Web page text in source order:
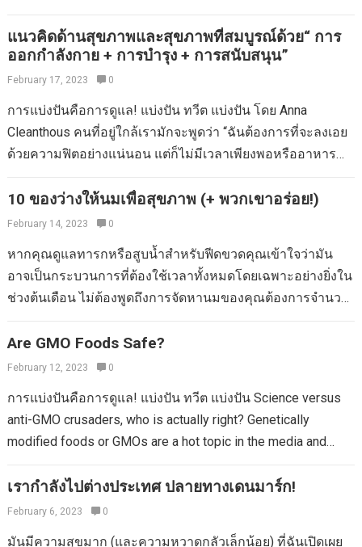
คุณมีกิจกรรม (หรือหลาย) ไปในขณะที่คุณอยู่กับเด็กมันอาจจะ
คุ้มค่าที่จะได้รับชุดที่ยอดเยี่ยมอย่างแท้จริง ชุดข้างต้นประมาณ
$ 100; พวกเขาก็มีส่วนการขายบนเว็บไซต์ของพวกเขาหากเป็น
ความเร็วของคุณมากขึ้น นี่คือฉันดูหน้าด้านที่บาร์เครื่องดื่ม
ผสมบนดาดฟ้าที่หรูหราในอิสตันบูลในชุดสีแดงของฉัน (น่า
เสียดายที่ฉันไม่มีค็อกเทลประเภทใดเลย) ยีนส์การตั้งครรภ์ที่ดี
ที่สุดที่ไม่ได้มีเงินจำนวนมาก…
จะมีผลกระทบร้ายแรงสำหรับการศึกษาวิจัยรวมถึงความ
ก้าวหน้าทางวิทยาศาสตร์และการแพทย์” ระบุโพสต์ในการดูแล
สุขภาพร่วมสมัย แน่นอนว่าการซื้อกำลังรบกวนชีวิตของแพทย์
เอกชนที่ได้รับตำแหน่งที่ต้องการในสถาบันการแพทย์อเมริกัน
และยังไม่ได้อยู่ในสหรัฐอเมริกาเมื่อมีการออกซื้อ นายจ้างของ
พวกเขามีพื้นที่ว่างในการทำงานเพื่อเติมเต็ม สงครามทำให้ชีวิต
สนับสนุนการก่อการร้ายได้ประกาศสงครามในสหรัฐอเมริกา
สำเร็จ แต่ยาอเมริกันมีความเสี่ยงที่ไม่สามารถทำได้ผ่านความ
ล่าช้า 90 วันในการมาถึงของแพทย์ผู้เข้ารับการฝึกอบรมจำนวน
มากจากอิหร่านอิรักลิเบียซีเรียเยเมนโซมาเลียและซูดาน? ท้าย
ที่สุดแล้วผู้อาวุโสกว่าพันคนเป็นประจำทุกปีในสถาบันการแพทย์
ของสหรัฐอเมริกาไม่ได้ตั้งค่าในโปรแกรมการฝึกอบรมหลังจบ
ที่มีการฝึกงาน หลังจากที่มีความเป็นไปได้อีกหนึ่งข้อเสนอเพิ่ม
เติมรวมถึงโปรแกรมการยอมรับหรือสบู่ผู้สูงอายุจำนวนมากยัง
ในการใช้วิธีการในสหรัฐอเมริกา แต่ก็มีการพิจารณาย่าน
ชนบทในชนบทหรือโรงพยาบาลในเมืองภายในต้องค้นพบ
แพทย์รวมถึงการศึกษาหลังเลิกเรียนที่เข้มงวดและมีราคาแพงสี่
…
แนวคิดด้านสุขภาพและสุขภาพที่สมบูรณ์ด้วย“ การ
ออกกำลังกาย + การบำรุง + การสนับสนุน”
February 17, 2023 0
การแบ่งปันคือการดูแล! แบ่งปัน ทวีต แบ่งปัน โดย Anna
Cleanthous คนที่อยู่ใกล้เรามักจะพูดว่า “ฉันต้องการที่จะลงเอย
ด้วยความฟิตอย่างแน่นอน แต่ก็ไม่มีเวลาเพียงพอหรืออาหาร
แท้จริงอย่างไรก็ตามเราต้องเชื่อมากกว่านี้เช่น“ สิ่งที่เหมาะกับ
กิจวัตรที่วุ่นวายของคุณเองดีกว่ามากโดยปฏิบัติตามโปรแกรม
การออกกำลังกายทันทีที่ทุกวันหรือแม้กระทั่งจบลงด้วยการมี
ชีวิตยี่สิบสี่ชั่วโมงในแต่ละวัน? ” เป็นไปได้ที่จะรวมทุกวันมากขึ้น
โดยใช้ชุดรวมทั้งหมดที่เกี่ยวข้องกับ“ Fitness + Nourishing +
Support” ในตำแหน่ง ก่อนที่คุณจะเลือกที่จะหยุดรอผลลัพธ์ที่น่า
รับผลลัพธ์ที่มีประสิทธิภาพ: แน่นอนว่าการออกกำลังกายนั้น
ยากมากที่สอดคล้องกับการดำเนินงานเป็นเวลานานหลาย
ชั่วโมง อย่างไรก็ตามบุคคลต้องทำแบบฝึกหัดเพียงเล็กน้อย
เนื่องจากเรากำลังสร้างระบบสำหรับบุคคลที่มีแนวโน้มที่จะมีน้ำ
หนักเกินและอาจไม่เป็นไปตามกำหนดเวลาอย่างแท้จริงอย่างไร
ต้องทำคือการคิดออกนอกเหนือจากการอุทิศซึ่งอาจเป็นช่วง
เวลาที่เพิ่มขึ้นมากถึงความสำเร็จ หลังจากที่คุณใช้การตัดสินใจ
10 ของว่างให้นมเพื่อสุขภาพ (+ พวกเขาอร่อย!)
February 14, 2023 0
หากคุณดูแลทารกหรือสูบน้ำสำหรับฟีดขวดคุณเข้าใจว่ามัน
อาจเป็นกระบวนการที่ต้องใช้เวลาทั้งหมดโดยเฉพาะอย่างยิ่งใน
ช่วงต้นเดือน ไม่ต้องพูดถึงการจัดหานมของคุณต้องการจำนวน
วิ่งมาราธอนอย่างต่อเนื่องเช่นเดียวกับสิ่งนี้แสดงถึงโภชนาการ
ที่เหมาะสมนั้นมีความสำคัญ หนึ่งในวิธีที่ดีที่สุดในการรับ
ประโยชน์และมีคุณค่าทางโภชนาการ วิธีนี้ตลอดทั้งวันคุณ
สามารถให้พวกเขาช่วยให้คุณรู้สึกพึงพอใจเช่นเดียวกับการผลิต
นมแม่ที่เหมาะสม ด้านล่างนี้คุณจะค้นพบอาหารว่างที่เรา
แนวคิดบางประการสำหรับของว่างที่เรียบง่ายและดีต่อสุขภาพ
บางส่วนของสิ่งเหล่านี้เป็นที่เข้าใจกันเพื่อกระตุ้นการผลิตนมแม่:
คุกกี้ข้าวโอ๊ต/ข้าวโอ๊ต ที่ปรึกษาด้านการให้นมหลายคนแนะนำ
Are GMO Foods Safe?
February 12, 2023 0
การแบ่งปันคือการดูแล! แบ่งปัน ทวีต แบ่งปัน Science versus
anti-GMO crusaders, who is actually right? Genetically
modified foods or GMOs are a hot topic in the media and
เรากำลังไปต่างประเทศ ปลายทางเดนมาร์ก!
February 6, 2023 0
มันมีความสุขมาก (และความหวาดกลัวเล็กน้อย) ที่ฉันเปิดเผย